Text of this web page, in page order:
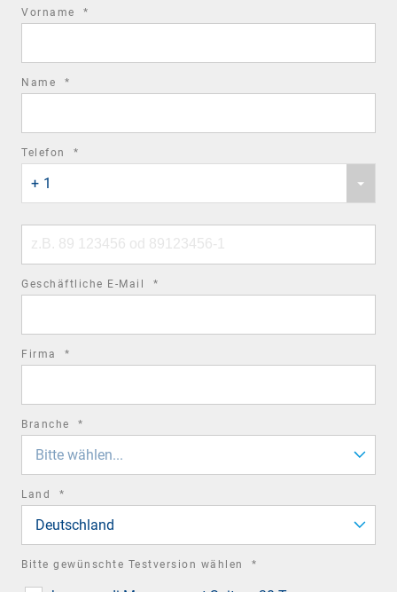
Vorname *
Name *
Telefon *
country
code
+ 1
number
Geschäftliche E-Mail *
Firma *
Branche *
Bitte wählen...
Land *
Deutschland
Bitte gewünschte Testversion wählen *